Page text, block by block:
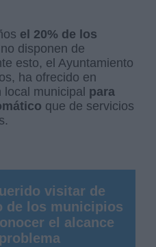
el 20% de los
no disponen de
esto, el Ayuntamiento
ha ofrecido en
municipal para
que de servicios
visitar de
de los municipios
el alcance